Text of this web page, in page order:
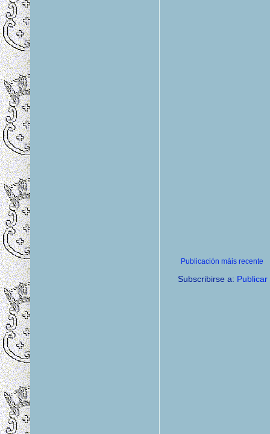
Publicación máis recente
Subscribirse a: